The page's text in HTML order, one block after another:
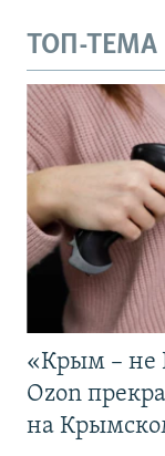
ТОП-ТЕМА
«Крым – не
Ozon
на